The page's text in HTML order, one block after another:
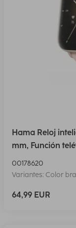
Hama Reloj
mm, Función
00178620
Variantes: Color
64,99 EUR